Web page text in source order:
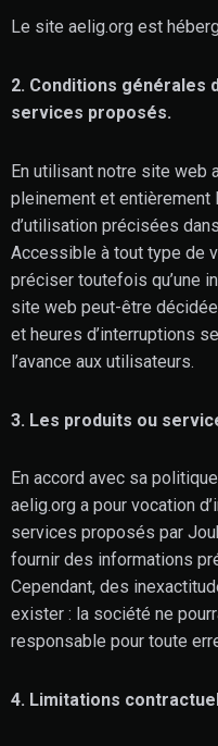
Le site aelig.org est
2. Conditions générales
services proposés.
En utilisant notre site web
pleinement et
d’utilisation précisées
Accessible à tout type de
préciser toutefois qu’une
site web peut-être
et heures d’interruptions
l’avance aux utilisateurs.
3. Les produits ou
En accord avec sa
aelig.org a pour vocation
services proposés par
fournir des informations
Cependant, des
exister : la société ne
responsable pour toute
4. Limitations